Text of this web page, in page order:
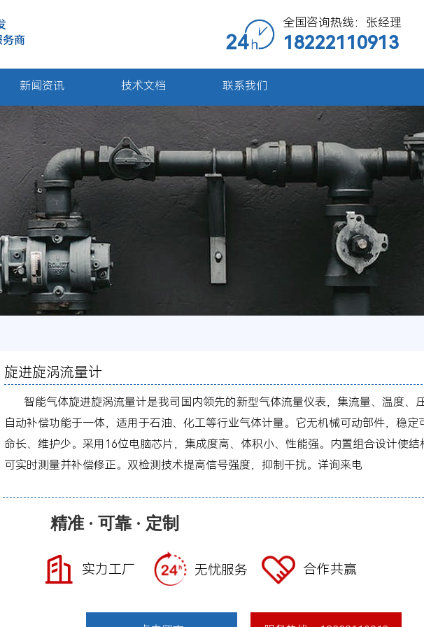
旋进旋涡流量计
智能气体旋进旋涡流量计是我司国内领先的新型气体流量仪表，集流量、温度、
自动补偿功能于一体，适用于石油、化工等行业气体计量。它无机械可动部件，稳定
命长、维护少。采用16位电脑芯片，集成度高、体积小、性能强。内置组合设计使结
可实时测量并补偿修正。双检测技术提高信号强度，抑制干扰。详询来电
精准 · 可靠 · 定制
实力工厂 合作共赢
无忧服务
务商
新闻资讯 技术文档 联系我们
18222110913
全国咨询热线：张经理